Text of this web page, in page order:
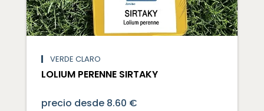
VERDE CLARO
LOLIUM PERENNE SIRTAKY
precio desde 8.60 €